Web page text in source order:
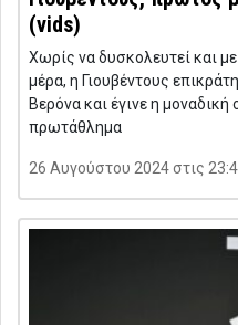
(vids)
Χωρίς να δυσκολευτεί και
μέρα, η Γιουβέντους
Βερόνα και έγινε η
πρωτάθλημα
26 Αυγούστου 2024 στις